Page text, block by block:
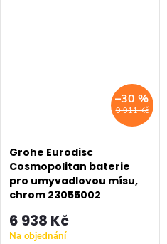
9 911 Kč
–30 %
Grohe Eurodisc
Cosmopolitan baterie
pro umyvadlovou mísu,
chrom 23055002
6 938 Kč
Na objednání